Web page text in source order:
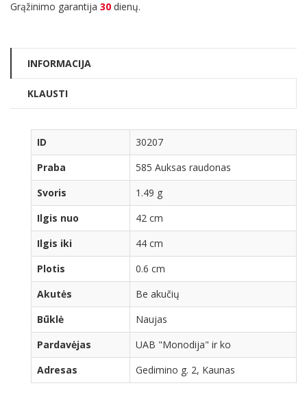
Grąžinimo garantija 30 dienų.
INFORMACIJA
KLAUSTI
ID
30207
Praba
585 Auksas raudonas
Svoris
1.49 g
Ilgis nuo
42 cm
Ilgis iki
44 cm
Plotis
0.6 cm
Akutės
Be akučių
Būklė
Naujas
Pardavėjas
UAB "Monodija" ir ko
Adresas
Gedimino g. 2, Kaunas